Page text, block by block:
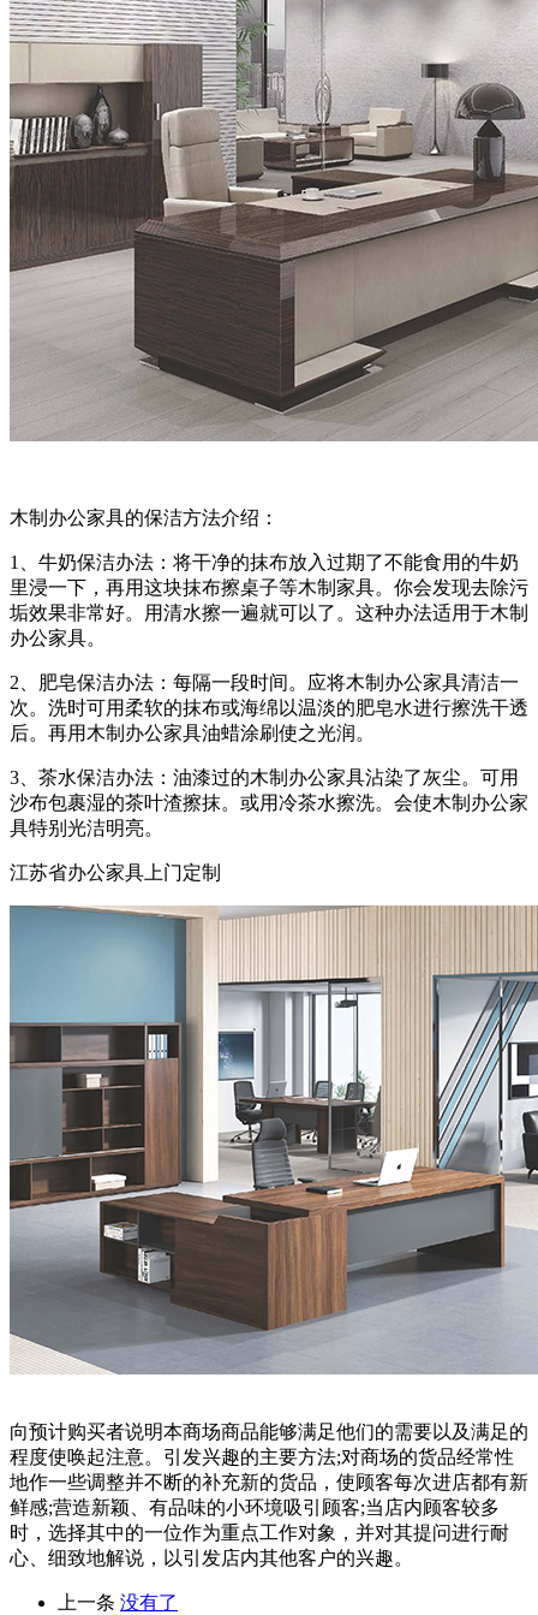
木制办公家具的保洁方法介绍：
1、牛奶保洁办法：将干净的抹布放入过期了不能食用的牛奶
里浸一下，再用这块抹布擦桌子等木制家具。你会发现去除污
垢效果非常好。用清水擦一遍就可以了。这种办法适用于木制
办公家具。
2、肥皂保洁办法：每隔一段时间。应将木制办公家具清洁一
次。洗时可用柔软的抹布或海绵以温淡的肥皂水进行擦洗干透
后。再用木制办公家具油蜡涂刷使之光润。
3、茶水保洁办法：油漆过的木制办公家具沾染了灰尘。可用
沙布包裹湿的茶叶渣擦抹。或用冷茶水擦洗。会使木制办公家
具特别光洁明亮。
江苏省办公家具上门定制
向预计购买者说明本商场商品能够满足他们的需要以及满足的
程度使唤起注意。引发兴趣的主要方法;对商场的货品经常性
地作一些调整并不断的补充新的货品，使顾客每次进店都有新
鲜感;营造新颖、有品味的小环境吸引顾客;当店内顾客较多
时，选择其中的一位作为重点工作对象，并对其提问进行耐
心、细致地解说，以引发店内其他客户的兴趣。
上一条 没有了